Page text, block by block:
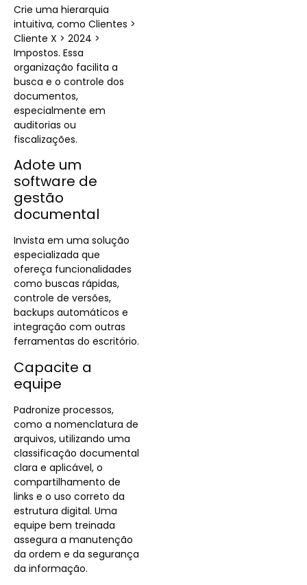
Crie uma hierarquia
intuitiva, como Clientes >
Cliente X > 2024 >
Impostos. Essa
organização facilita a
busca e o controle dos
documentos,
especialmente em
auditorias ou
fiscalizações.
Adote um
software de
gestão
documental
Invista em uma solução
especializada que
ofereça funcionalidades
como buscas rápidas,
controle de versões,
backups automáticos e
integração com outras
ferramentas do escritório.
Capacite a
equipe
Padronize processos,
como a nomenclatura de
arquivos, utilizando uma
classificação documental
clara e aplicável, o
compartilhamento de
links e o uso correto da
estrutura digital. Uma
equipe bem treinada
assegura a manutenção
da ordem e da segurança
da informação.